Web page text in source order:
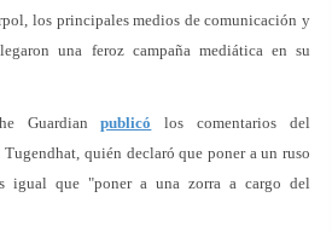
los principales medios de comunicación y
una feroz campaña mediática en su
Guardianpublicó los comentarios del
quién declaró que poner a un ruso
igual que "poner a una zorra a cargo del